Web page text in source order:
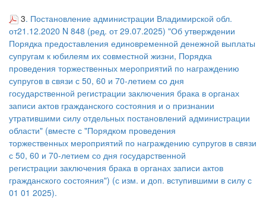
3. Постановление администрации Владимирской обл.
от21.12.2020 N 848 (ред. от 29.07.2025) "Об утверждении
Порядка предоставления единовременной денежной выплаты
супругам к юбилеям их совместной жизни, Порядка
проведения торжественных мероприятий по награждению
супругов в связи с 50, 60 и 70-летием со дня
государственной регистрации заключения брака в органах
записи актов гражданского состояния и о признании
утратившими силу отдельных постановлений администрации
области" (вместе с "Порядком проведения
торжественных мероприятий по награждению супругов в связи
с 50, 60 и 70-летием со дня государственной
регистрации заключения брака в органах записи актов
гражданского состояния") (с изм. и доп. вступившими в силу с
01 01 2025).